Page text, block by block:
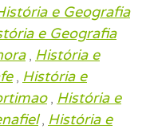
e Geografia
e Geografia
, História e
, História e
, História e
, História e